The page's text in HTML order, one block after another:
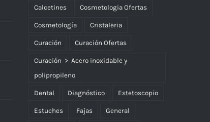
Calcetines Cosmetologia Ofertas
Cosmetología Cristaleria
Curación Curación Ofertas
Curación > Acero inoxidable y
polipropileno
Dental Diagnóstico Estetoscopio
Estuches Fajas General